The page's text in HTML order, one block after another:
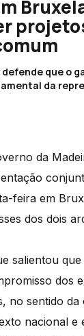
que o
da
da
feira em
dos dois
salientou que
dos
no sentido
nacional e